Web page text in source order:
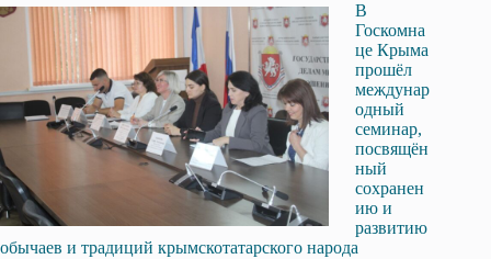
В
Госкомна
це Крыма
прошёл
междунар
одный
семинар,
посвящён
ный
сохранен
ию и
развитию
обычаев и традиций крымскотатарского народа